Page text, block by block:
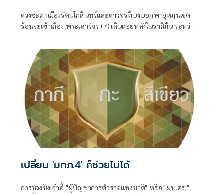
ดวงชะตาเมืองรัตนโกสินทร์และดาวจรที่บ่งบอกพายุหมุนเขต
ร้อนจะเข้าเมือง พระเสาร์จร (7) เดินถอยหลังในราศีมีน ระหว่าง
มิ.ย.-19 ต.ค.69
เปลี่ยน 'มทภ.4' ก็ช่วยไม่ได้
การช่วงชิงเก้าอี้ "ผู้บัญชาการตำรวจแห่งชาติ" หรือ "ผบ.ตร."